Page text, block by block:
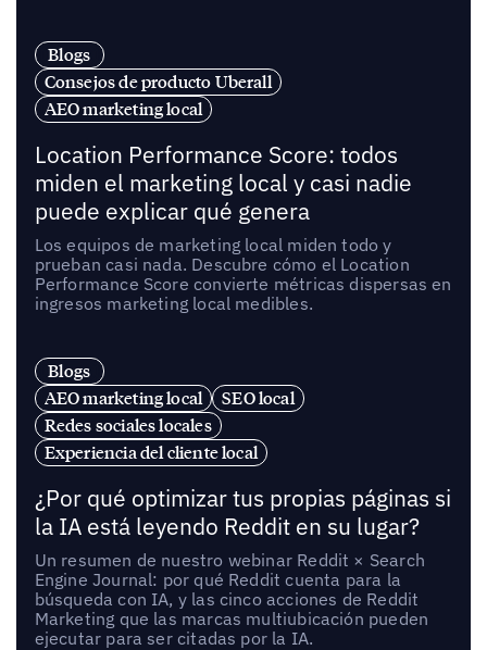
Blogs
Consejos de producto Uberall
AEO marketing local
Location Performance Score: todos
miden el marketing local y casi nadie
puede explicar qué genera
Los equipos de marketing local miden todo y
prueban casi nada. Descubre cómo el Location
Performance Score convierte métricas dispersas en
ingresos marketing local medibles.
Blogs
AEO marketing local
SEO local
Redes sociales locales
Experiencia del cliente local
¿Por qué optimizar tus propias páginas si
la IA está leyendo Reddit en su lugar?
Un resumen de nuestro webinar Reddit × Search
Engine Journal: por qué Reddit cuenta para la
búsqueda con IA, y las cinco acciones de Reddit
Marketing que las marcas multiubicación pueden
ejecutar para ser citadas por la IA.